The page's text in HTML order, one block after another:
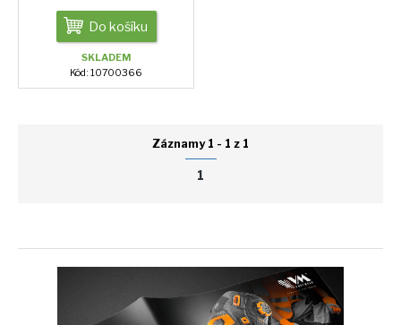
Do košíku
SKLADEM
Kód: 10700366
Záznamy 1 - 1 z 1
1